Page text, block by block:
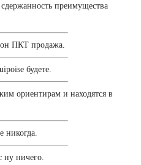
преимущества
ПКТ продажа.
будете.
ориентирам и находятся в
никогда.
ну ничего.